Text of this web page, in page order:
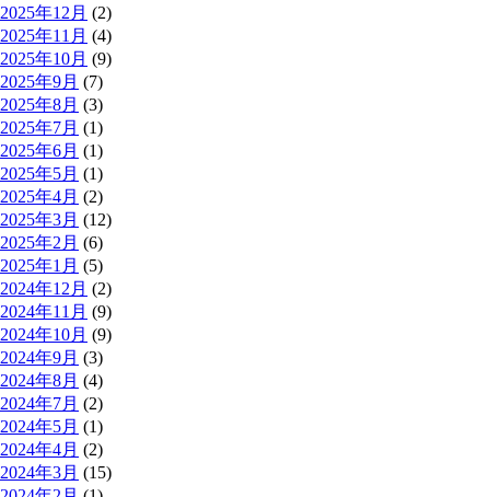
2025年12月 (2)
2025年11月 (4)
2025年10月 (9)
2025年9月 (7)
2025年8月 (3)
2025年7月 (1)
2025年6月 (1)
2025年5月 (1)
2025年4月 (2)
2025年3月 (12)
2025年2月 (6)
2025年1月 (5)
2024年12月 (2)
2024年11月 (9)
2024年10月 (9)
2024年9月 (3)
2024年8月 (4)
2024年7月 (2)
2024年5月 (1)
2024年4月 (2)
2024年3月 (15)